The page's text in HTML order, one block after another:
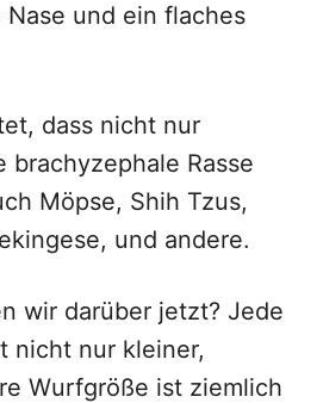
und ein flaches
dass nicht nur
brachyzephale Rasse
Möpse, Shih Tzus,
und andere.
wir darüber jetzt? Jede
nicht nur kleiner,
Wurfgröße ist ziemlich